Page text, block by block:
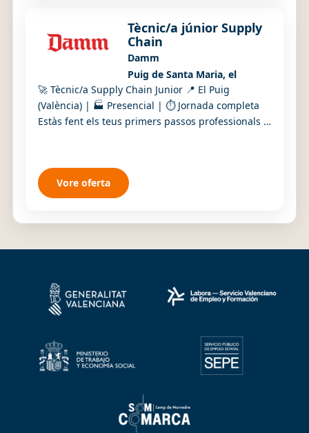
Tècnic/a júnior Supply
Chain
Damm
Puig de Santa Maria, el
🚀 Tècnic/a Supply Chain Junior 📍 El Puig
(València) | 🏭 Presencial | ⏱ Jornada completa
Estàs fent els teus primers passos professionals i
Vore oferta